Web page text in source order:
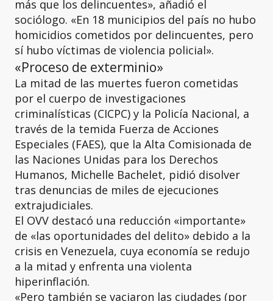
más que los delincuentes», añadió el
sociólogo. «En 18 municipios del país no hubo
homicidios cometidos por delincuentes, pero
sí hubo víctimas de violencia policial».
«Proceso de exterminio»
La mitad de las muertes fueron cometidas
por el cuerpo de investigaciones
criminalísticas (CICPC) y la Policía Nacional, a
través de la temida Fuerza de Acciones
Especiales (FAES), que la Alta Comisionada de
las Naciones Unidas para los Derechos
Humanos, Michelle Bachelet, pidió disolver
tras denuncias de miles de ejecuciones
extrajudiciales.
El OVV destacó una reducción «importante»
de «las oportunidades del delito» debido a la
crisis en Venezuela, cuya economía se redujo
a la mitad y enfrenta una violenta
hiperinflación.
«Pero también se vaciaron las ciudades (por